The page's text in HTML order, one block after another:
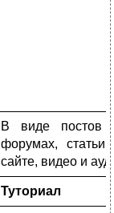
В виде постов
форумах, статьи
сайте, видео и
Туториал